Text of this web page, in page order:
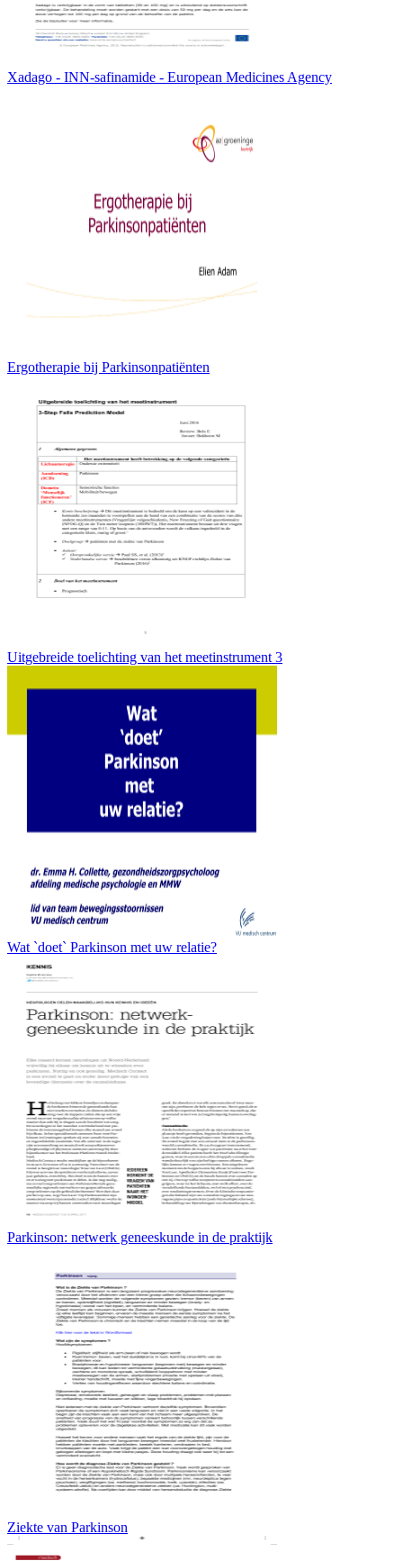
Xadago - INN-safinamide - European Medicines Agency
Ergotherapie bij Parkinsonpatiënten
Uitgebreide toelichting van het meetinstrument 3
Wat `doet` Parkinson met uw relatie?
Parkinson: netwerk geneeskunde in de praktijk
Ziekte van Parkinson